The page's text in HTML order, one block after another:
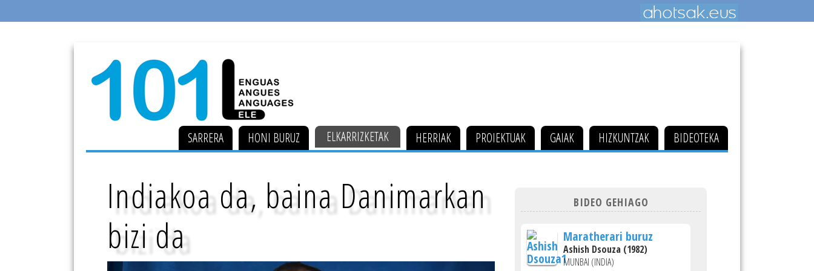
SARRERA HONI BURUZ ELKARRIZKETAK HERRIAK PROIEKTUAK GAIAK HIZKUNTZAK BIDEOTEKA
Indiakoa da, baina Danimarkan
bizi da
BIDEO GEHIAGO
Maratherari buruz
Ashish Dsouza (1982)
MUNBAI (INDIA)